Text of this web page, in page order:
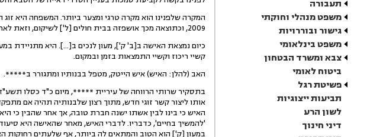
תעבורה
משפט מנהלי וחוקתי
גישור ובוררויות
משפט בינלאומי
צבא ומשרד הבטחון
ביטוח לאומי
פשיטת רגל
תביעות ייצוגיות
לשון הרע
דיני חינוך
המקרה שלפנינו הוא מקרה טרגי ומצער ביותר. המשפחה היא
2009, וכתוצאה מכך אושפזה בבית חולים [ל'] לשיקום, וזאת לאחר מספר ניתוחי ראש שעברה.
כיום נמצאת האישה ב[ב' ק'], מעון לנכים ב[...]. היא מתניידת
קשיי ריכוז וקשיי התמצאות בזמן ובמקום.
האב (להלן: האיש) איש הייטק, מטפל בבנותיו ומתגורר ב*****.
אותו ליצור קשר זוגי חדש, מתוך רצון שלבנותיה תהיה אם
האיש כי בינו לבין אשתו ישנה חברת טובה, אך אחר שהבין כי
'להמשיך בחיים', כדבריו. לדברי האיש, מאחר שהאישה היא
במעון [ק'] הוא הטוב והמתאים לה ביותר, אף שלעתים